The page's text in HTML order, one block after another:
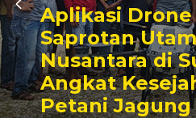
Aplikasi Drone
Saprotan
Nusantara di
Angkat
Petani Jagung